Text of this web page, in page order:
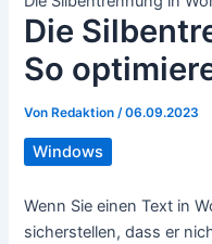
Die
So
Von Redaktion/06.09.2023
Windows
Wenn Sie einen Text in
sicherstellen, dass er